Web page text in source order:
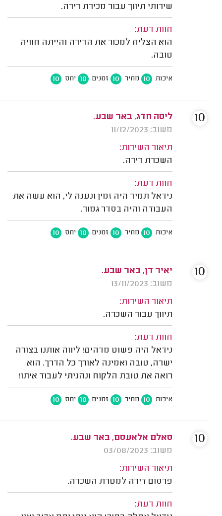
שירותי תיווך עבור מכירת דירה.
חוות דעת:
הוא הצליח למכור את הדירה והייתה חוויה
טובה.
איכות 10 מחיר 10 זמנים 10 יחס 10
ליסה חדג, באר שבע.
משוב: 11/12/2023
תיאור השירות:
השכרת דירה.
חוות דעת:
נידאל תמיד היה זמין ונענה לי, הוא עשה את
העבודה והיה בסדר גמור.
איכות 10 מחיר 10 זמנים 10 יחס 10
10
יאיר דן, באר שבע.
משוב: 13/11/2023
תיאור השירות:
תיווך עבור השכרה.
חוות דעת:
נידאל היה פשוט מדהים! ליווה אותנו בצורה
ישרה, טובה ואמינה לאורך כל הדרך. הוא
רואה את טובת הלקוח ונהניתי לעבוד איתו!
איכות 10 מחיר 10 זמנים 10 יחס 10
10
סאלם אלאעסם, באר שבע.
משוב: 03/08/2023
תיאור השירות:
פרסום דירה למטרת השכרה.
חוות דעת:
10